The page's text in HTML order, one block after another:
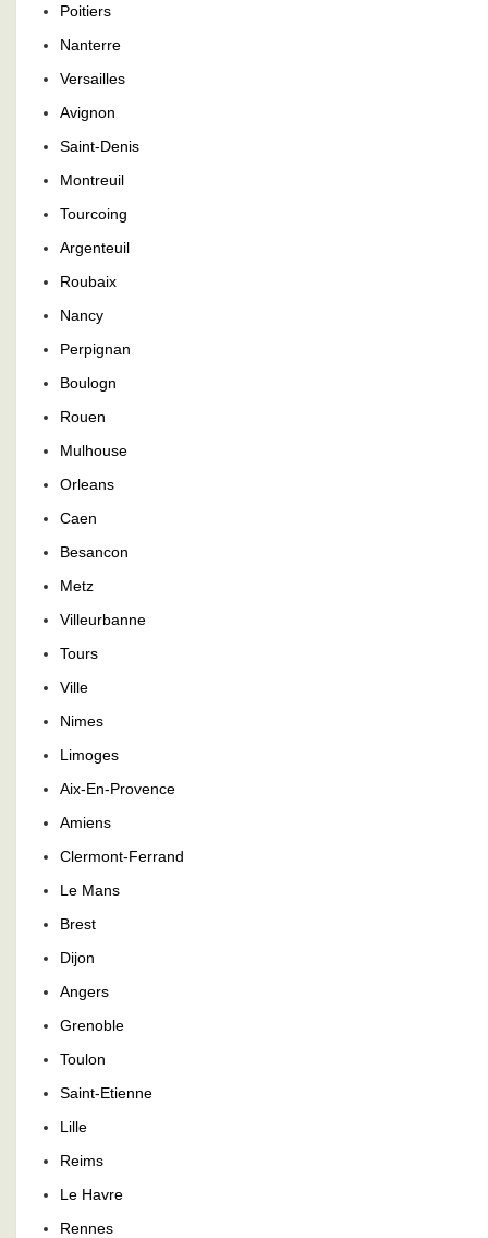
Poitiers
Nanterre
Versailles
Avignon
Saint-Denis
Montreuil
Tourcoing
Argenteuil
Roubaix
Nancy
Perpignan
Boulogn
Rouen
Mulhouse
Orleans
Caen
Besancon
Metz
Villeurbanne
Tours
Ville
Nimes
Limoges
Aix-En-Provence
Amiens
Clermont-Ferrand
Le Mans
Brest
Dijon
Angers
Grenoble
Toulon
Saint-Etienne
Lille
Reims
Le Havre
Rennes